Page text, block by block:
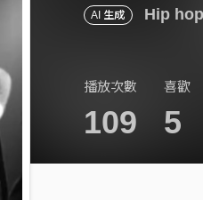
AI 生成 Hip
播放次數
109
喜歡
5